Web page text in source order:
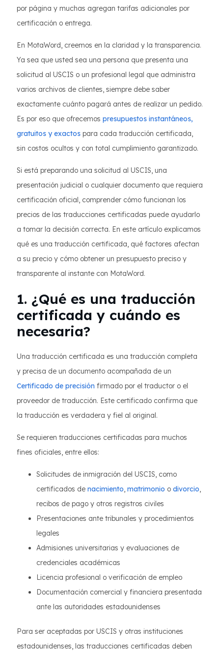
por página y muchas agregan tarifas adicionales por
certificación o entrega.
En MotaWord, creemos en la claridad y la transparencia.
Ya sea que usted sea una persona que presenta una
solicitud al USCIS o un profesional legal que administra
varios archivos de clientes, siempre debe saber
exactamente cuánto pagará antes de realizar un pedido.
Es por eso que ofrecemos presupuestos instantáneos,
gratuitos y exactos para cada traducción certificada,
sin costos ocultos y con total cumplimiento garantizado.
Si está preparando una solicitud al USCIS, una
presentación judicial o cualquier documento que requiera
certificación oficial, comprender cómo funcionan los
precios de las traducciones certificadas puede ayudarlo
a tomar la decisión correcta. En este artículo explicamos
qué es una traducción certificada, qué factores afectan
a su precio y cómo obtener un presupuesto preciso y
transparente al instante con MotaWord.
1. ¿Qué es una traducción
certificada y cuándo es
necesaria?
Una traducción certificada es una traducción completa
y precisa de un documento acompañada de un
Certificado de precisión firmado por el traductor o el
proveedor de traducción. Este certificado confirma que
la traducción es verdadera y fiel al original.
Se requieren traducciones certificadas para muchos
fines oficiales, entre ellos:
Solicitudes de inmigración del USCIS, como
certificados de nacimiento, matrimonio o divorcio,
recibos de pago y otros registros civiles
Presentaciones ante tribunales y procedimientos
legales
Admisiones universitarias y evaluaciones de
credenciales académicas
Licencia profesional o verificación de empleo
Documentación comercial y financiera presentada
ante las autoridades estadounidenses
Para ser aceptadas por USCIS y otras instituciones
estadounidenses, las traducciones certificadas deben